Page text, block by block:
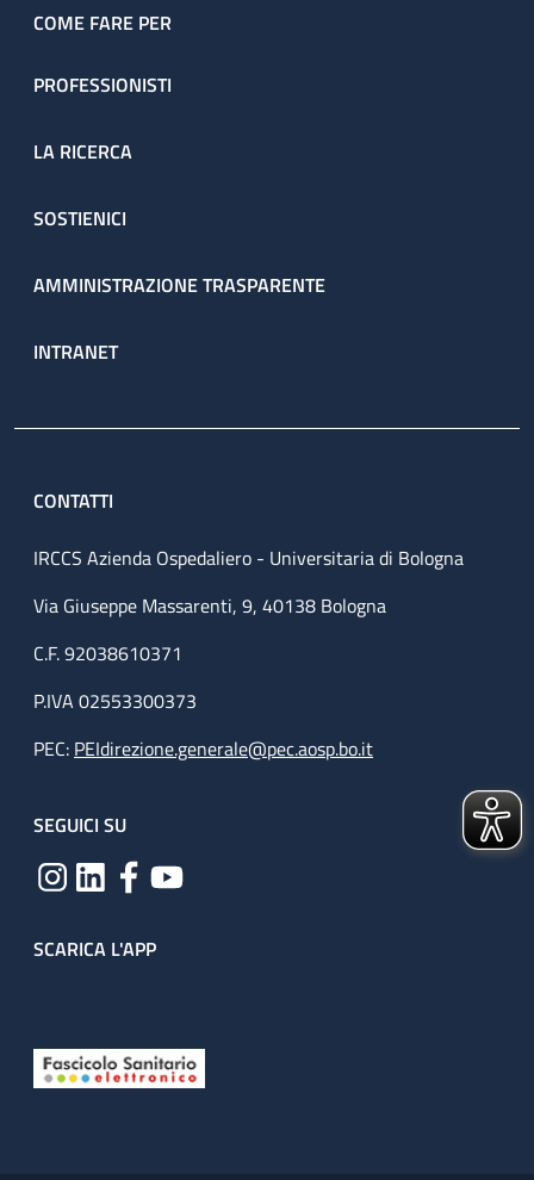
COME FARE PER
PROFESSIONISTI
LA RICERCA
SOSTIENICI
AMMINISTRAZIONE TRASPARENTE
INTRANET
CONTATTI
IRCCS Azienda Ospedaliero - Universitaria di Bologna
Via Giuseppe Massarenti, 9, 40138 Bologna
C.F. 92038610371
P.IVA 02553300373
PEC: PEIdirezione.generale@pec.aosp.bo.it
SEGUICI SU
SCARICA L'APP